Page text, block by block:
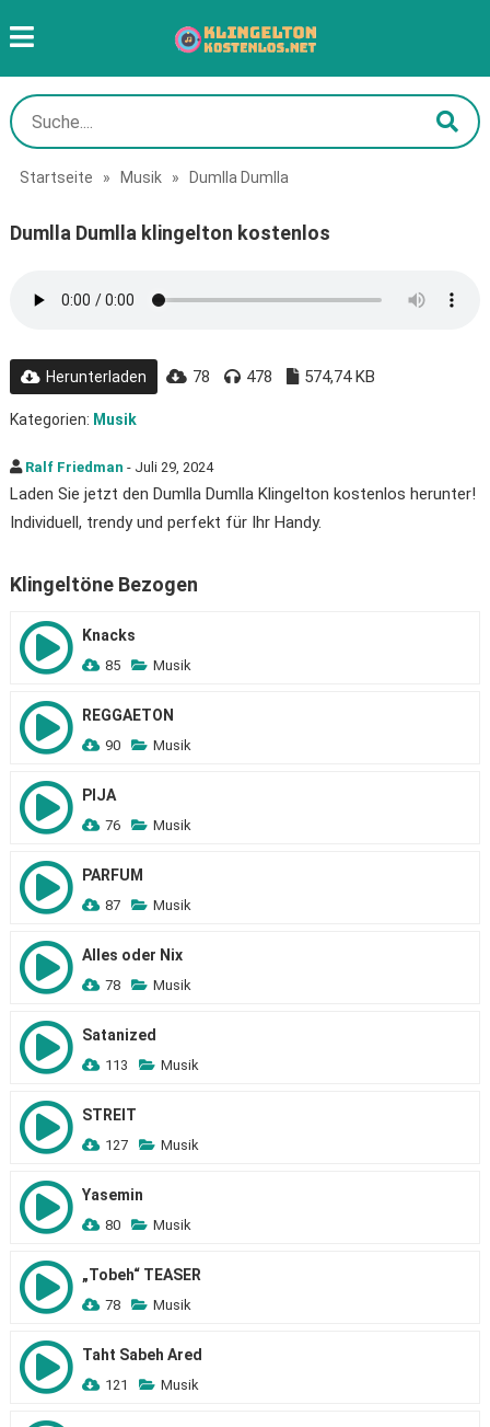
Startseite » Musik » Dumlla Dumlla
Dumlla Dumlla klingelton kostenlos
Herunterladen 78 478 574,74 KB
Kategorien: Musik
Ralf Friedman - Juli 29, 2024
Laden Sie jetzt den Dumlla Dumlla Klingelton kostenlos herunter!
Individuell, trendy und perfekt für Ihr Handy.
Klingeltöne Bezogen
Knacks
85 Musik
REGGAETON
90 Musik
PIJA
76 Musik
PARFUM
87 Musik
Alles oder Nix
78 Musik
Satanized
113 Musik
STREIT
127 Musik
Yasemin
80 Musik
„Tobeh“ TEASER
78 Musik
Taht Sabeh Ared
121 Musik